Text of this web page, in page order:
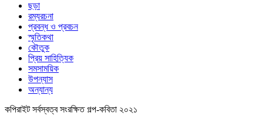
ছড়া
রম্যরচনা
প্রবন্ধ ও প্রবচন
স্মৃতিকথা
কৌতুক
প্রিয় সাহিত্যিক
সমসাময়িক
উপন্যাস
অন্যান্য
কপিরাইট সর্বস্বত্ব সংরক্ষিত গল্প-কবিতা ২০২১